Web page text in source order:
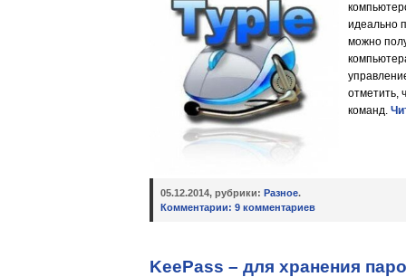
идеально
можно
отметить,
команд.
05.12.2014, рубрики: Разное.
Комментарии: 9 комментариев
KeePass – для хранения